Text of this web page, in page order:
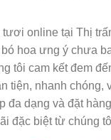
online tại Thị
hoa ưng ý chưa
tôi cam kết đem
tiện, nhanh chóng,
đa dạng và đặt
đặc biệt từ chúng